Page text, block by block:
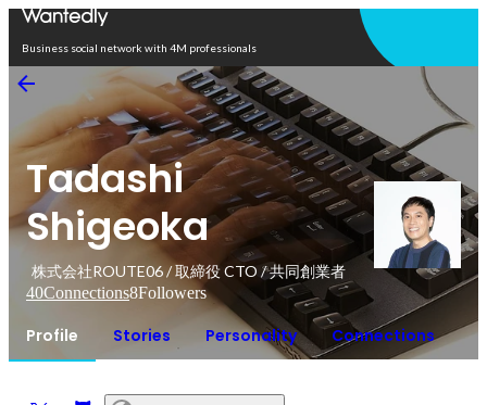
Business social network with 4M professionals
Tadashi
Shigeoka
株式会社ROUTE06 / 取締役 CTO / 共同創業者
40Connections8Followers
Profile Stories Personality Connections